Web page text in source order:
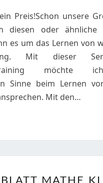
DRUCK-
IN
Preis!Schon unsere
diesen oder ähnliche
es um das Lernen von
Mit dieser
möchte
Sinne beim Lernen
Mit den…
MATHE